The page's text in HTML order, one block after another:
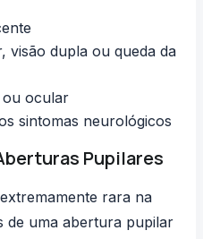
visão dupla ou queda da
ocular
sintomas neurológicos
Pupilares
rara na
de uma abertura pupilar